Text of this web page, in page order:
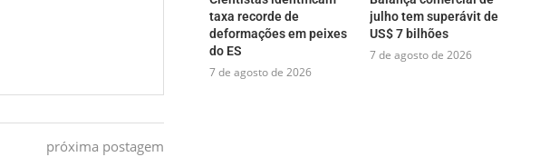
próxima postagem
taxa recorde de
deformações em peixes
do ES
7 de agosto de 2026
julho tem superávit de
US$ 7 bilhões
7 de agosto de 2026